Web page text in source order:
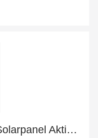
ALLPOWERS SP18 18V 21W Solarpanel Aktion und 17% Rabatt Ausverkauf